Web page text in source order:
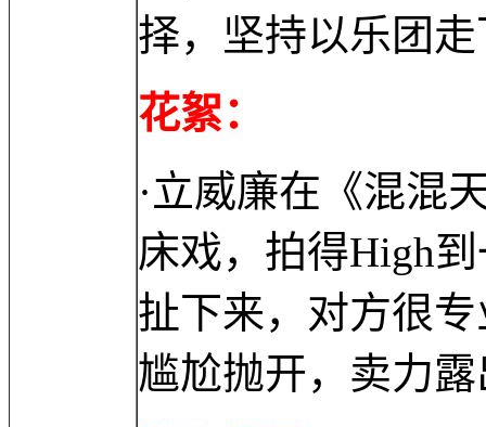
择，坚持以乐团
花絮：
·立威廉在《混混
床戏，拍得High
扯下来，对方很
尴尬抛开，卖力